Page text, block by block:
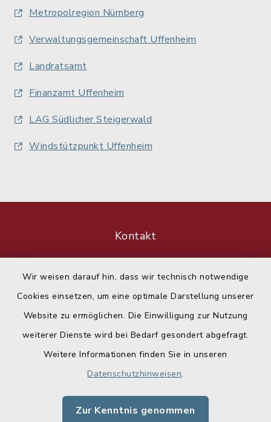
Wir weisen darauf hin, dass wir technisch notwendige
Cookies einsetzen, um eine optimale Darstellung unserer
Website zu ermöglichen. Die Einwilligung zur Nutzung
weiterer Dienste wird bei Bedarf gesondert abgefragt.
Weitere Informationen finden Sie in unseren
Datenschutzhinweisen.
Zur Kenntnis genommen
Metropolregion Nürnberg
Verwaltungsgemeinschaft Uffenheim
Landratsamt
Finanzamt Uffenheim
LAG Südlicher Steigerwald
Windstützpunkt Uffenheim
Kontakt
Datenschutz
Impressum
Sitemap
Cookie-Einstellungen